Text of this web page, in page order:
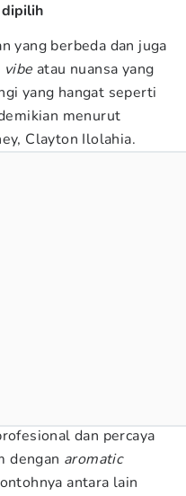
dipilih
yang berbeda dan juga
vibe atau nuansa yang
yang hangat seperti
menurut
Clayton Ilolahia.
dan percaya
dengan aromatic
antara lain